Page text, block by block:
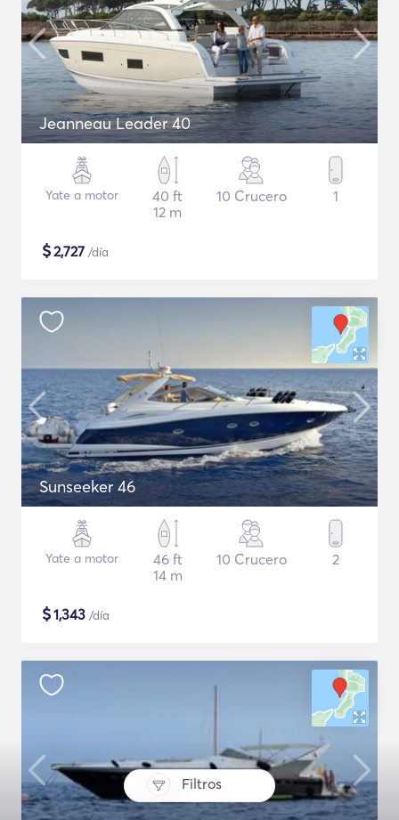
Filtros
Jeanneau Leader 40
Yate a motor
40 ft
12 m
10 Crucero 1
$2,727 /día
Sunseeker 46
Yate a motor
46 ft
14 m
10 Crucero 2
$1,343 /día